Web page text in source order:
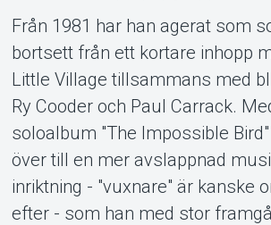
Från 1981 har han agerat som
bortsett från ett kortare inhopp
Little Village tillsammans med
Ry Cooder och Paul Carrack.
soloalbum "The Impossible
över till en mer avslappnad
inriktning - "vuxnare" är kanske
efter - som han med stor